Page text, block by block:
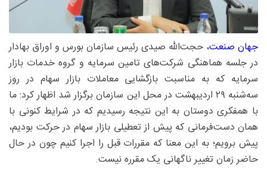
جهان صنعت، حجت‌الله صیدی رئیس سازمان بورس و اوراق بهادار
در جلسه هماهنگی شرکت‌های تامین سرمایه و گروه خدمات بازار
سرمایه که به مناسبت بازگشایی معاملات بازار سهام در روز
سه‌شنبه ۲۹ اردیبهشت در محل این سازمان برگزار شد اظهار کرد: ما
با همفکری دوستان به این نتیجه رسیدیم که در شرایط کنونی با
همان دست‌فرمانی که پیش از تعطیلی بازار سهام در حرکت بودیم،
پیش برویم؛ به این معنا که مقررات قبل را اجرا کنیم چون در حال
حاضر زمان تغییر ناگهانی یک مقرره نیست.